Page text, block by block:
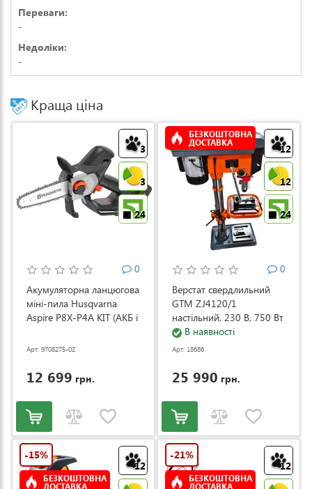
Переваги:
-
Недоліки:
-
Краща ціна
3
3
24
0
Акумуляторна ланцюгова
міні-пила Husqvarna
Aspire P8X-P4A KIT (АКБ і
Арт: 9708275-02
12 699 грн.
12
12
24
БЕЗКОШТОВНА
ДОСТАВКА
0
Верстат свердлильний
GTM ZJ4120/1
настільний, 230 В, 750 Вт
(ZJ4120/1)
В наявності
Арт: 18686
25 990 грн.
12
-15%
БЕЗКОШТОВНА
ДОСТАВКА
12
-21%
БЕЗКОШТОВНА
ДОСТАВКА